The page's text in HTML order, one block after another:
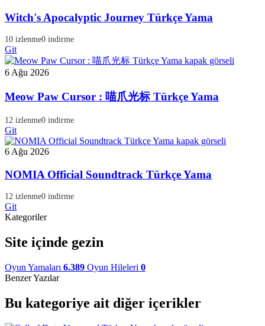
Witch's Apocalyptic Journey Türkçe Yama
10 izlenme0 indirme
Git
6 Ağu 2026
Meow Paw Cursor : 喵爪光标 Türkçe Yama
12 izlenme0 indirme
Git
6 Ağu 2026
NOMIA Official Soundtrack Türkçe Yama
12 izlenme0 indirme
Git
Kategoriler
Site içinde gezin
Oyun Yamaları 6.389 Oyun Hileleri 0
Benzer Yazılar
Bu kategoriye ait diğer içerikler